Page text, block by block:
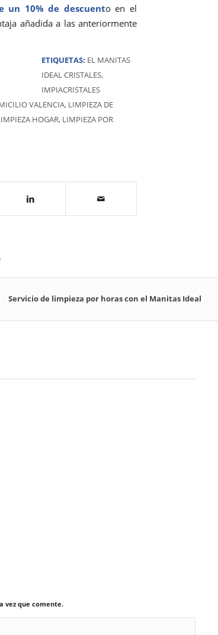
un 10% de descuento en el
añadida a las anteriormente
ETIQUETAS: EL MANITAS
IDEAL CRISTALES,
IMPIACRISTALES
VALENCIA, LIMPIEZA DE
HOGAR, LIMPIEZA POR
Servicio de limpieza por horas con el Manitas Ideal
vez que comente.